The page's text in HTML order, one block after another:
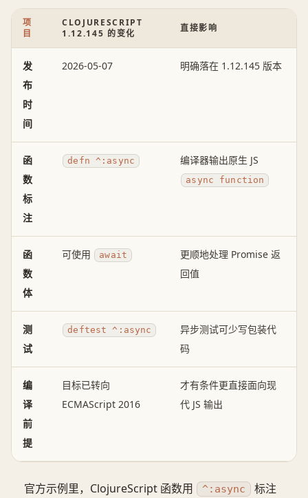
项
目
CLOJURESCRIPT
1.12.145 的变化
直接影响
发
布
时
间
2026-05-07 明确落在 1.12.145 版本
函
数
标
注
defn ^:async 编译器输出原生 JS
async function
函
数
体
可使用 await
更顺地处理 Promise 返
回值
测
试
deftest ^:async
异步测试可少写包装代
码
编
译
前
提
目标已转向
ECMAScript 2016
才有条件更直接面向现
代 JS 输出
官方示例里，ClojureScript 函数用 ^:async
标注